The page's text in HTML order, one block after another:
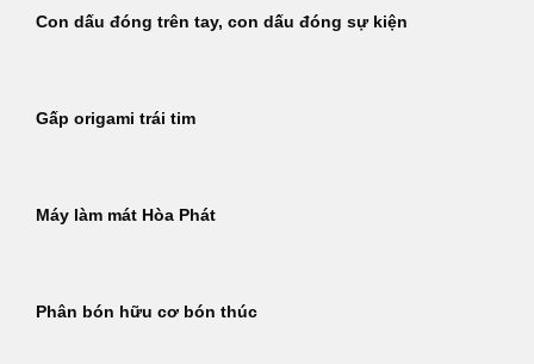
Con dấu đóng trên tay, con dấu đóng sự kiện
Gấp origami trái tim
Máy làm mát Hòa Phát
Phân bón hữu cơ bón thúc